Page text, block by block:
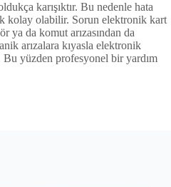
karışıktır. Bu nedenle hata
kolay olabilir. Sorun elektronik kart
ya da komut arızasından da
arızalara kıyasla elektronik
Bu yüzden profesyonel bir yardım